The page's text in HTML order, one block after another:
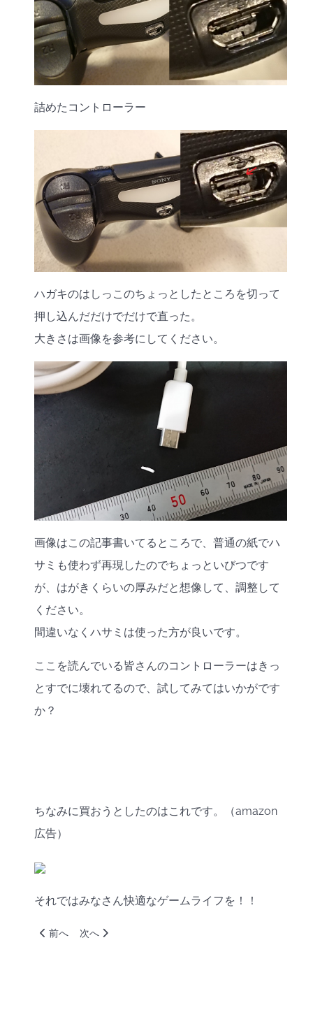
詰めたコントローラー
ハガキのはしっこのちょっとしたところを切って
押し込んだだけでだけで直った。
大きさは画像を参考にしてください。
画像はこの記事書いてるところで、普通の紙でハ
サミも使わず再現したのでちょっといびつです
が、はがきくらいの厚みだと想像して、調整して
ください。
間違いなくハサミは使った方が良いです。
ここを読んでいる皆さんのコントローラーはきっ
とすでに壊れてるので、試してみてはいかがです
か？
ちなみに買おうとしたのはこれです。（amazon
広告）
それではみなさん快適なゲームライフを！！
前の記事へ: 壊れたボッシュの高圧洗浄機をオーバーホール
前へ 次の記事へ: 洗車してたら煙が出た話と、混ぜなくて
次へ